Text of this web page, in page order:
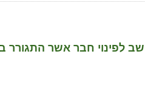
לפינוי חבר אשר התגורר